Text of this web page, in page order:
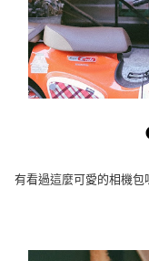
有看過這麼可愛的相機